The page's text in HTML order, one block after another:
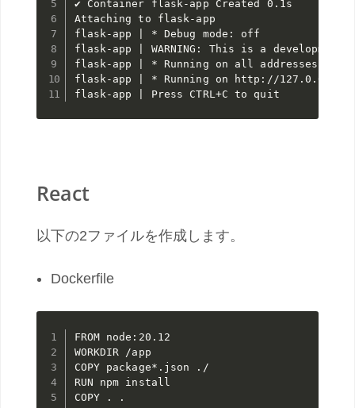
✔ Container flask-app Created 0.1s
Attaching to flask-app
flask-app | * Debug mode: off
flask-app | WARNING: This is a
flask-app | * Running on all addresses
flask-app | * Running on http://
flask-app | Press CTRL+C to quit
React
以下の2ファイルを作成します。
Dockerfile
FROM node:20.12
WORKDIR /app
COPY package*.json ./
RUN npm install
COPY . .